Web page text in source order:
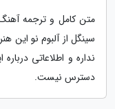
سینگل از آلبوم نو این
نداره و اطلاعاتی
دسترس نیست.